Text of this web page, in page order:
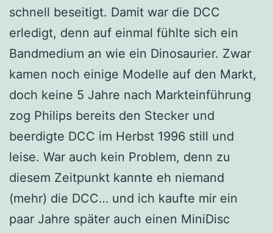
schnell beseitigt. Damit war die DCC
erledigt, denn auf einmal fühlte sich ein
Bandmedium an wie ein Dinosaurier. Zwar
kamen noch einige Modelle auf den Markt,
doch keine 5 Jahre nach Markteinführung
zog Philips bereits den Stecker und
beerdigte DCC im Herbst 1996 still und
leise. War auch kein Problem, denn zu
diesem Zeitpunkt kannte eh niemand
(mehr) die DCC… und ich kaufte mir ein
paar Jahre später auch einen MiniDisc